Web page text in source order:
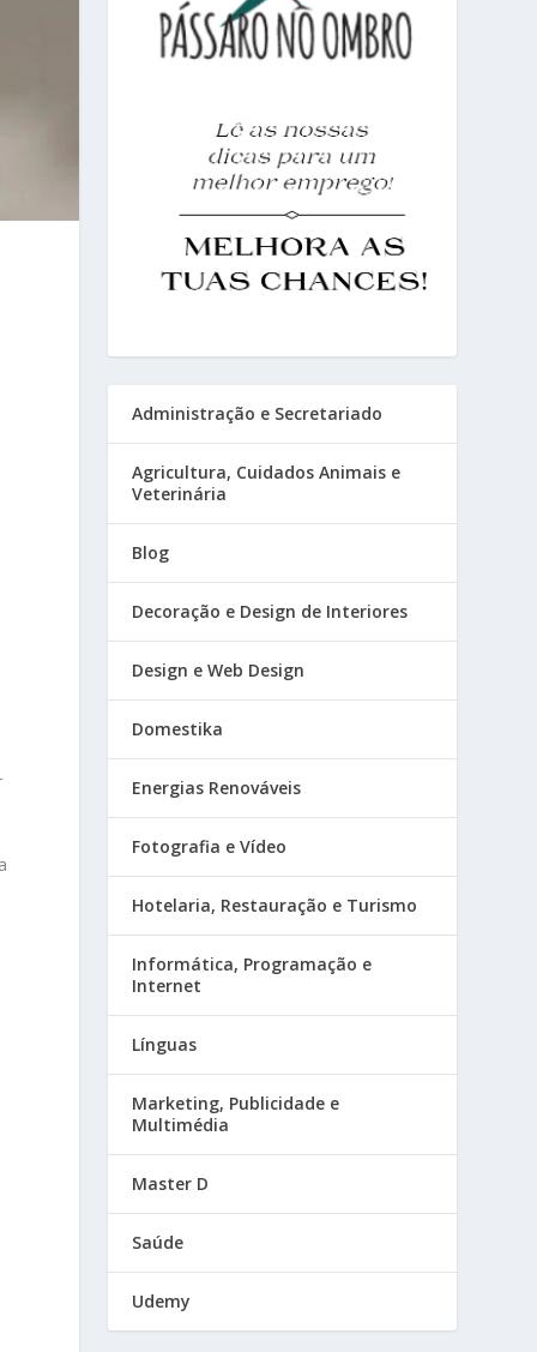
Administração e Secretariado
Agricultura, Cuidados Animais e
Veterinária
Blog
Decoração e Design de Interiores
Design e Web Design
Domestika
Energias Renováveis
Fotografia e Vídeo
Hotelaria, Restauração e Turismo
Informática, Programação e
Internet
Línguas
Marketing, Publicidade e
Multimédia
Master D
Saúde
Udemy